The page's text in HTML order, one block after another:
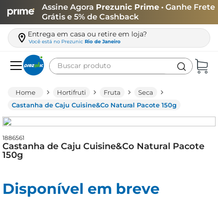
Assine Agora Prezunic Prime • Ganhe Frete
Grátis e 5% de Cashback
Entrega em casa ou retire em loja?
Você está no Prezunic Rio de Janeiro
Buscar produto
Hortifruti Fruta
Seca
Castanha de Caju Cuisine&Co Natural Pacote 150g
1886561
Castanha de Caju Cuisine&Co Natural Pacote
150g
Disponível em breve
leite
queijo
biscoito